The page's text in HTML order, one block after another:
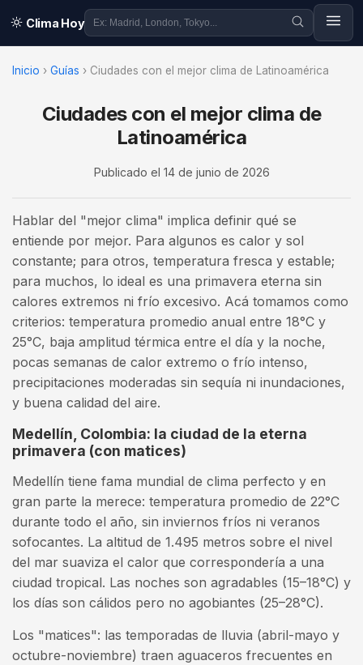
Clima Hoy
Inicio › Guías › Ciudades con el mejor clima de Latinoamérica
Ciudades con el mejor clima de
Latinoamérica
Publicado el 14 de junio de 2026
Hablar del "mejor clima" implica definir qué se
entiende por mejor. Para algunos es calor y sol
constante; para otros, temperatura fresca y estable;
para muchos, lo ideal es una primavera eterna sin
calores extremos ni frío excesivo. Acá tomamos como
criterios: temperatura promedio anual entre 18°C y
25°C, baja amplitud térmica entre el día y la noche,
pocas semanas de calor extremo o frío intenso,
precipitaciones moderadas sin sequía ni inundaciones,
y buena calidad del aire.
Medellín, Colombia: la ciudad de la eterna
primavera (con matices)
Medellín tiene fama mundial de clima perfecto y en
gran parte la merece: temperatura promedio de 22°C
durante todo el año, sin inviernos fríos ni veranos
sofocantes. La altitud de 1.495 metros sobre el nivel
del mar suaviza el calor que correspondería a una
ciudad tropical. Las noches son agradables (15–18°C) y
los días son cálidos pero no agobiantes (25–28°C).
Los "matices": las temporadas de lluvia (abril-mayo y
octubre-noviembre) traen aguaceros frecuentes en